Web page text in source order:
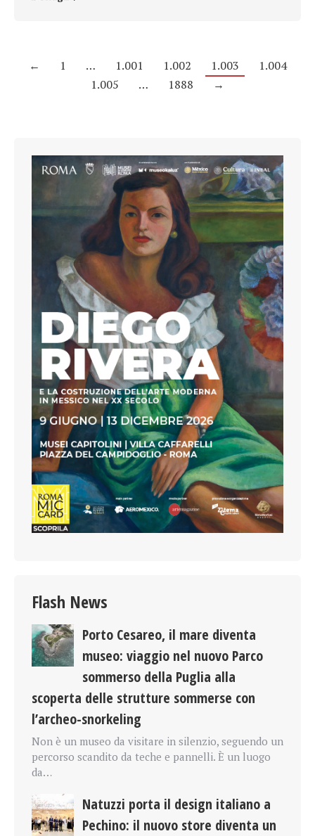
← 1 … 1.001 1.002 1.003
1.004
1.005
… 1888 →
Flash News
Porto Cesareo, il mare diventa
museo: viaggio nel nuovo Parco
sommerso della Puglia alla
scoperta delle strutture sommerse con
l’archeo-snorkeling
Non è un museo da visitare in silenzio, seguendo un
percorso scandito da teche e pannelli. È un luogo
da…
Natuzzi porta il design italiano a
Pechino: il nuovo store diventa un